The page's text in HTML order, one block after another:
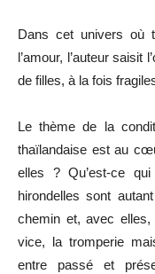
Dans cet univers où
l’amour, l’auteur saisit
de filles, à la fois
Le thème de la
thaïlandaise est au
elles ? Qu’est-ce
hirondelles sont
chemin et, avec elles,
vice, la tromperie
entre passé et